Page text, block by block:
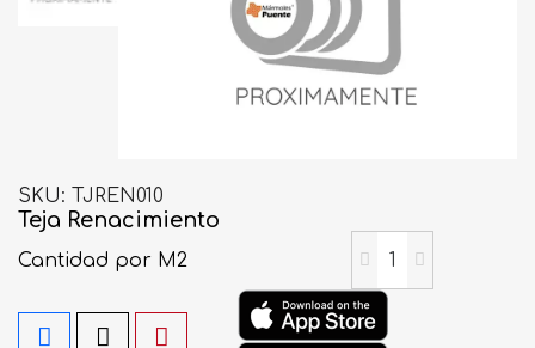
SKU TJREN010
Teja Renacimiento
Cantidad por M2